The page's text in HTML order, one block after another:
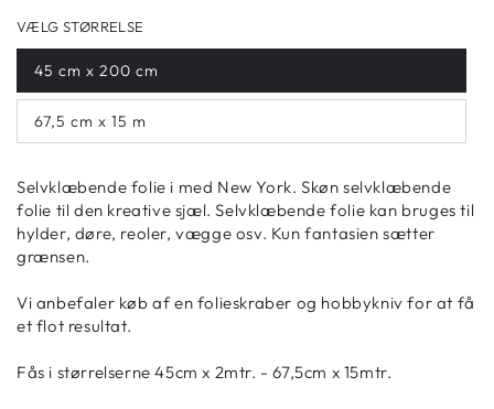
VÆLG STØRRELSE
45 cm x 200 cm
67,5 cm x 15 m
Selvklæbende folie i med New York. Skøn selvklæbende
folie til den kreative sjæl. Selvklæbende folie kan bruges til
hylder, døre, reoler, vægge osv. Kun fantasien sætter
grænsen.
Vi anbefaler køb af en folieskraber og hobbykniv for at få
et flot resultat.
Fås i størrelserne 45cm x 2mtr. - 67,5cm x 15mtr.